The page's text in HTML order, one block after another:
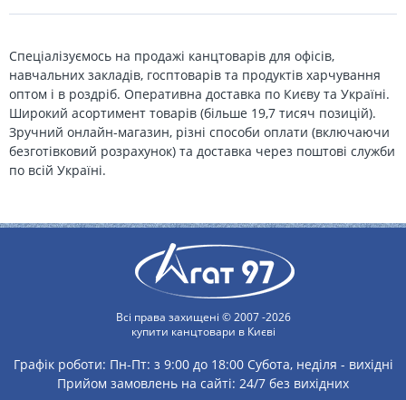
Спеціалізуємось на продажі канцтоварів для офісів,
навчальних закладів, госптоварів та продуктів харчування
оптом і в роздріб. Оперативна доставка по Києву та Україні.
Широкий асортимент товарів (більше 19,7 тисяч позицій).
Зручний онлайн-магазин, різні способи оплати (включаючи
безготівковий розрахунок) та доставка через поштові служби
по всій Україні.
Всі права захищені © 2007 -2026
купити канцтовари в Києві
Графік роботи: Пн-Пт: з 9:00 до 18:00 Субота, неділя - вихідні
Прийом замовлень на сайті: 24/7 без вихідних